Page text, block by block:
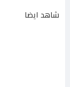
شاهد ايضا